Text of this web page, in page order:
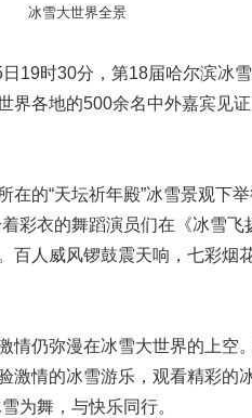
冰雪大世界全景
日19时30分，第18届哈尔滨冰
界各地的500余名中外嘉宾见
的“天坛祈年殿”冰雪景观下举
彩衣的舞蹈演员们在《冰雪飞
百人威风锣鼓震天响，七彩烟
仍弥漫在冰雪大世界的上空
激情的冰雪游乐，观看精彩的
为舞，与快乐同行。